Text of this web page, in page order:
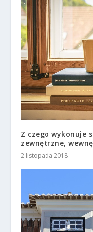
Z czego wykonuje
zewnętrzne,
2 listopada 2018